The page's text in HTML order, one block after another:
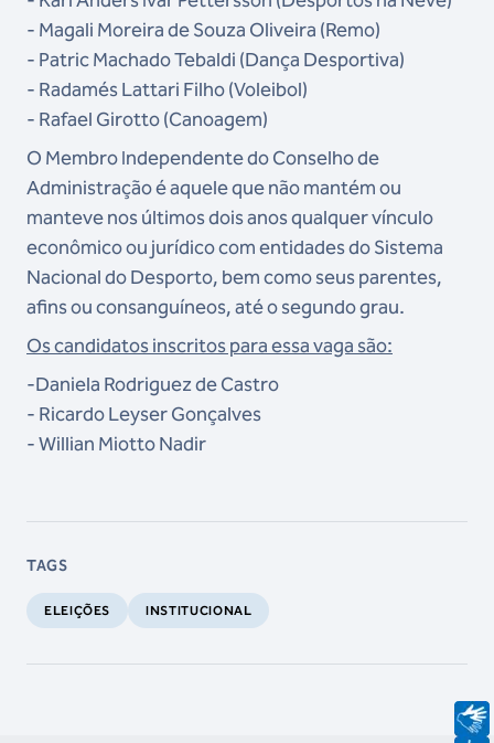
-⁠ ⁠Magali Moreira de Souza Oliveira (Remo)
-⁠ ⁠Patric Machado Tebaldi (Dança Desportiva)
-⁠ ⁠Radamés Lattari Filho (Voleibol)
-⁠ ⁠Rafael Girotto (Canoagem)
O Membro Independente do Conselho de
Administração é aquele que não mantém ou
manteve nos últimos dois anos qualquer vínculo
econômico ou jurídico com entidades do Sistema
Nacional do Desporto, bem como seus parentes,
afins ou consanguíneos, até o segundo grau.
Os candidatos inscritos para essa vaga são:⁠⁠
-Daniela Rodriguez de Castro
-⁠ ⁠Ricardo Leyser Gonçalves
-⁠ ⁠Willian Miotto Nadir
TAGS
ELEIÇÕES INSTITUCIONAL